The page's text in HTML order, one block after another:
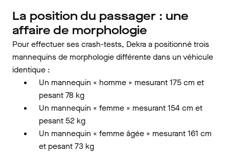
La position du passager : une
affaire de morphologie
Pour effectuer ses crash-tests, Dekra a positionné trois
mannequins de morphologie différente dans un véhicule
identique :
Un mannequin « homme » mesurant 175 cm et
pesant 78 kg
Un mannequin « femme » mesurant 154 cm et
pesant 52 kg
Un mannequin « femme âgée » mesurant 161 cm
et pesant 73 kg